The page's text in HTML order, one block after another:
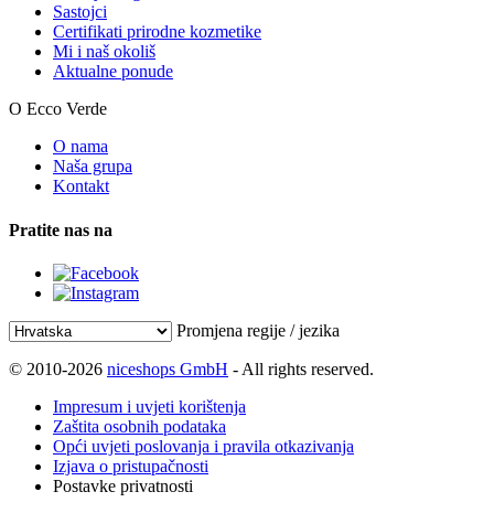
Sastojci
Certifikati prirodne kozmetike
Mi i naš okoliš
Aktualne ponude
O Ecco Verde
O nama
Naša grupa
Kontakt
Pratite nas na
Promjena regije / jezika
© 2010-2026 niceshops GmbH - All rights reserved.
Impresum i uvjeti korištenja
Zaštita osobnih podataka
Opći uvjeti poslovanja i pravila otkazivanja
Izjava o pristupačnosti
Postavke privatnosti